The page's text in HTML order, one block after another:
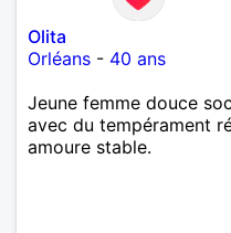
Olita
Orléans - 40 ans
Jeune femme douce
avec du tempérament
amoure stable.